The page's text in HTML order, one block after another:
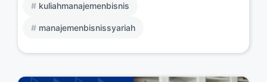
kuliahmanajemenbisnis
manajemenbisnissyariah